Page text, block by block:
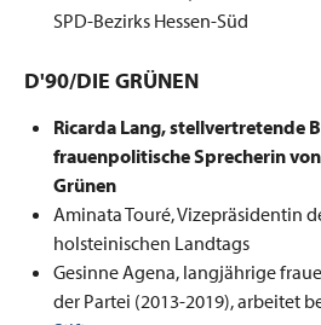
SPD-Bezirks Hessen-Süd
D'90/DIE GRÜNEN
Ricarda Lang, stellvertretende
frauenpolitische Sprecherin
Grünen
Aminata Touré, Vizepräsidentin
holsteinischen Landtags
Gesinne Agena, langjährige
der Partei (2013-2019), arbeitet